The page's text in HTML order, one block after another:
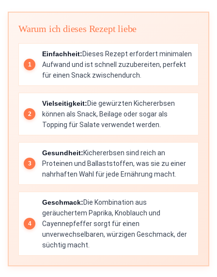
Warum ich dieses Rezept liebe
Einfachheit:Dieses Rezept erfordert minimalen
Aufwand und ist schnell zuzubereiten, perfekt
für einen Snack zwischendurch.
Vielseitigkeit:Die gewürzten Kichererbsen
können als Snack, Beilage oder sogar als
Topping für Salate verwendet werden.
Gesundheit:Kichererbsen sind reich an
Proteinen und Ballaststoffen, was sie zu einer
nahrhaften Wahl für jede Ernährung macht.
Geschmack:Die Kombination aus
geräuchertem Paprika, Knoblauch und
Cayennepfeffer sorgt für einen
unverwechselbaren, würzigen Geschmack, der
süchtig macht.